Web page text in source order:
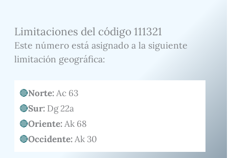
Limitaciones del código 111321
Este número está asignado a la siguiente
limitación geográfica:
Norte:Ac 63
Sur: Dg 22a
Oriente:Ak 68
Occidente:Ak 30